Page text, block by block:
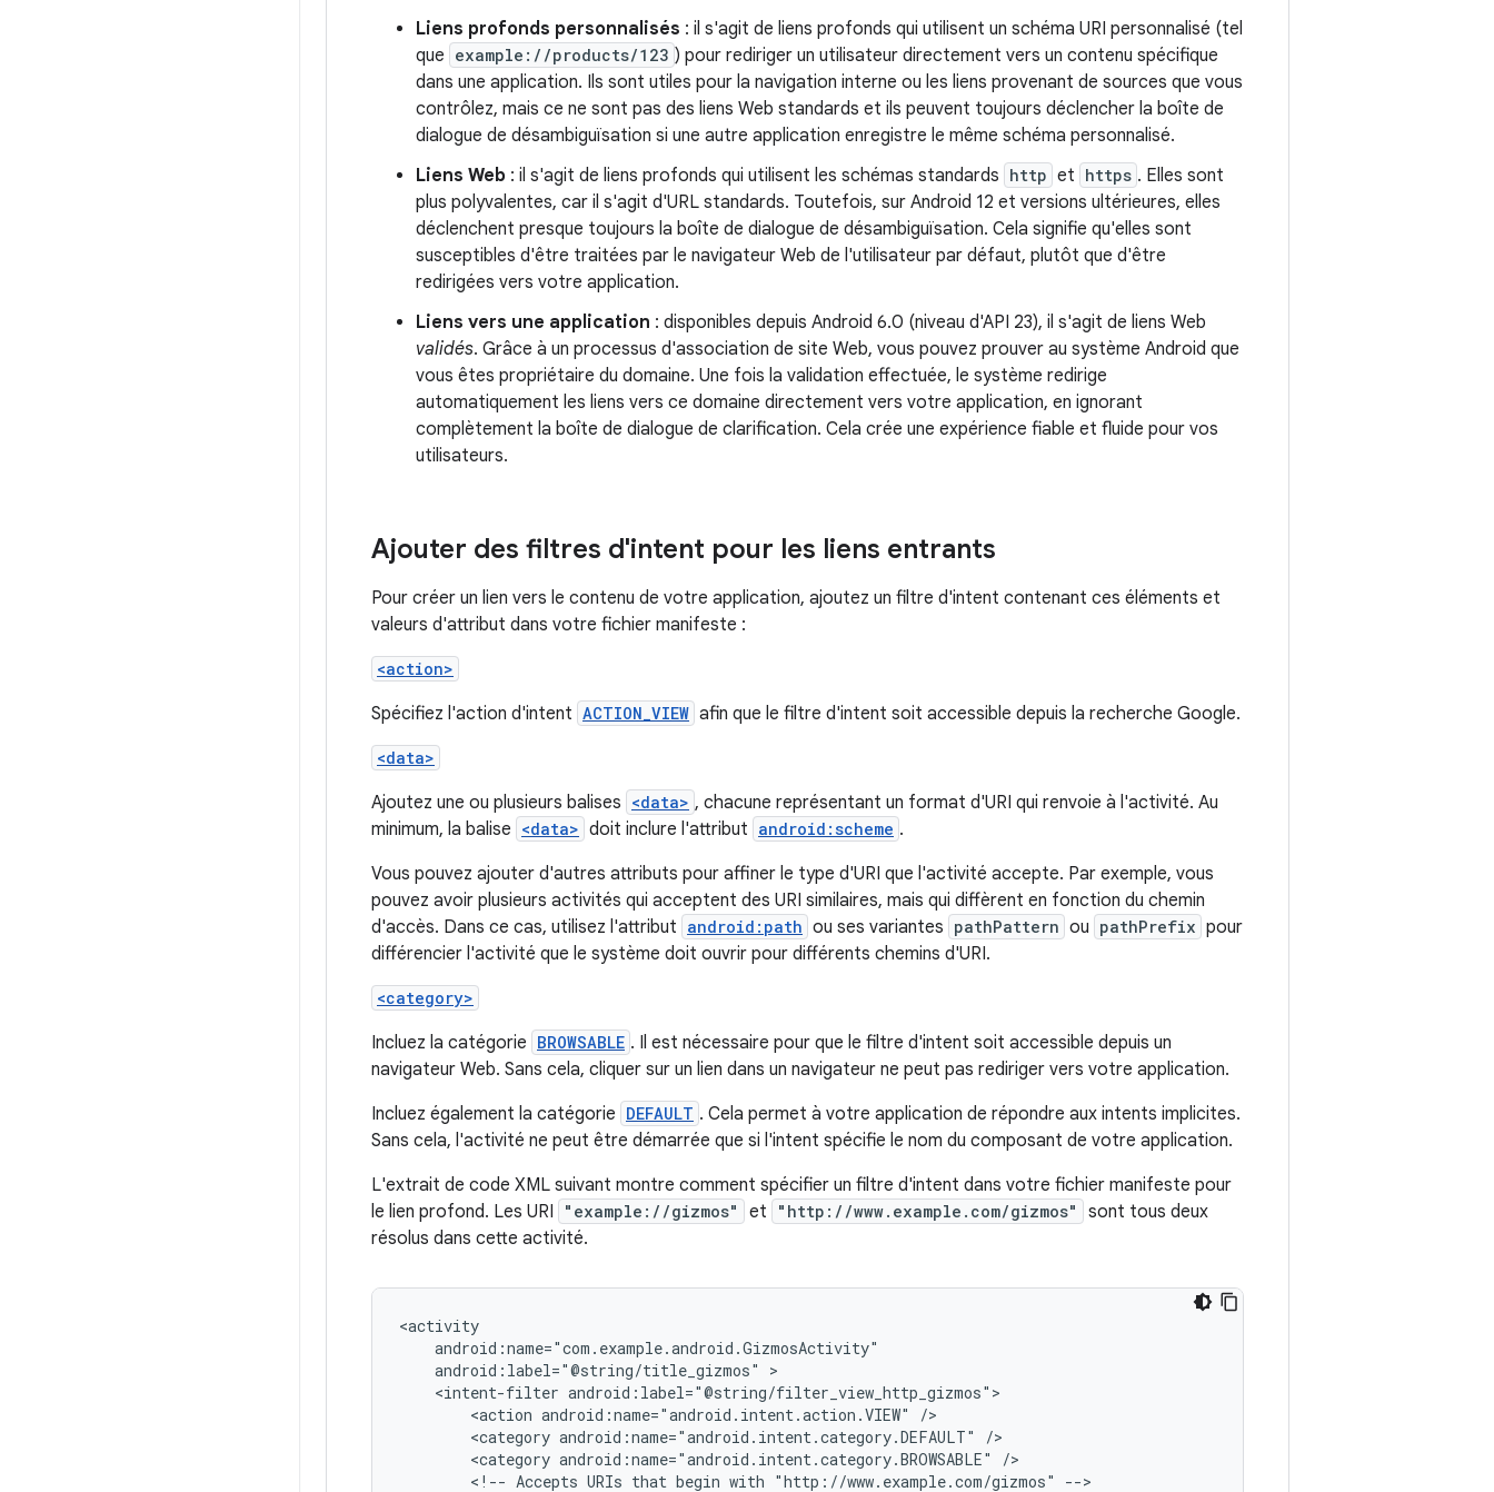
Liens profonds personnalisés : il s'agit de liens profonds qui utilisent un schéma URI personnalisé (tel
que example://products/123 ) pour rediriger un utilisateur directement vers un contenu spécifique
dans une application. Ils sont utiles pour la navigation interne ou les liens provenant de sources que vous
contrôlez, mais ce ne sont pas des liens Web standards et ils peuvent toujours déclencher la boîte de
dialogue de désambiguïsation si une autre application enregistre le même schéma personnalisé.
Liens Web : il s'agit de liens profonds qui utilisent les schémas standards http et https . Elles sont
plus polyvalentes, car il s'agit d'URL standards. Toutefois, sur Android 12 et versions ultérieures, elles
déclenchent presque toujours la boîte de dialogue de désambiguïsation. Cela signifie qu'elles sont
susceptibles d'être traitées par le navigateur Web de l'utilisateur par défaut, plutôt que d'être
redirigées vers votre application.
Liens vers une application : disponibles depuis Android 6.0 (niveau d'API 23), il s'agit de liens Web
validés. Grâce à un processus d'association de site Web, vous pouvez prouver au système Android que
vous êtes propriétaire du domaine. Une fois la validation effectuée, le système redirige
automatiquement les liens vers ce domaine directement vers votre application, en ignorant
complètement la boîte de dialogue de clarification. Cela crée une expérience fiable et fluide pour vos
utilisateurs.
Ajouter des filtres d'intent pour les liens entrants
Pour créer un lien vers le contenu de votre application, ajoutez un filtre d'intent contenant ces éléments et
valeurs d'attribut dans votre fichier manifeste :
<action>
Spécifiez l'action d'intent ACTION_VIEW afin que le filtre d'intent soit accessible depuis la recherche Google.
<data>
Ajoutez une ou plusieurs balises <data> , chacune représentant un format d'URI qui renvoie à l'activité. Au
minimum, la balise <data> doit inclure l'attribut android:scheme .
Vous pouvez ajouter d'autres attributs pour affiner le type d'URI que l'activité accepte. Par exemple, vous
pouvez avoir plusieurs activités qui acceptent des URI similaires, mais qui diffèrent en fonction du chemin
d'accès. Dans ce cas, utilisez l'attribut android:path ou ses variantes pathPattern ou pathPrefix pour
différencier l'activité que le système doit ouvrir pour différents chemins d'URI.
<category>
Incluez la catégorie BROWSABLE . Il est nécessaire pour que le filtre d'intent soit accessible depuis un
navigateur Web. Sans cela, cliquer sur un lien dans un navigateur ne peut pas rediriger vers votre application.
Incluez également la catégorie DEFAULT . Cela permet à votre application de répondre aux intents implicites.
Sans cela, l'activité ne peut être démarrée que si l'intent spécifie le nom du composant de votre application.
L'extrait de code XML suivant montre comment spécifier un filtre d'intent dans votre fichier manifeste pour
le lien profond. Les URI
"example://gizmos" et "http://www.example.com/gizmos"
sont tous deux
résolus dans cette activité.
android:label="@string/title_gizmos"
<intent-filter
<action android:name="android.intent.action.VIEW"
<category android:name="android.intent.category.DEFAULT"
<category android:name="android.intent.category.BROWSABLE"
<!-- Accepts URIs that begin with "http://www.example.com/gizmos"